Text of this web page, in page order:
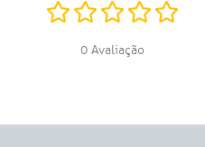
0 Avaliação